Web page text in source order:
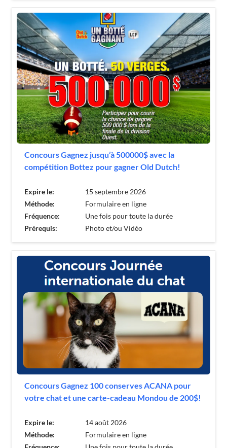
Concours Gagnez jusqu’à 500000$ avec la
compétition Bottez pour gagner Old Dutch!
Expire le:
15 septembre 2026
Méthode:
Formulaire en ligne
Fréquence:
Une fois pour toute la durée
Prérequis:
Photo et/ou Vidéo
Concours Gagnez 100 conserves ACANA pour
votre chat et une carte-cadeau Mondou de 200$!
Expire le:
14 août 2026
Méthode:
Formulaire en ligne